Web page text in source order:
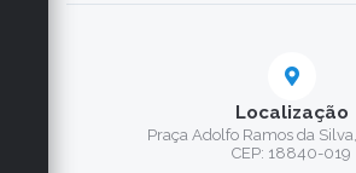
Localização
Praça Adolfo Ramos da
CEP: 18840-019